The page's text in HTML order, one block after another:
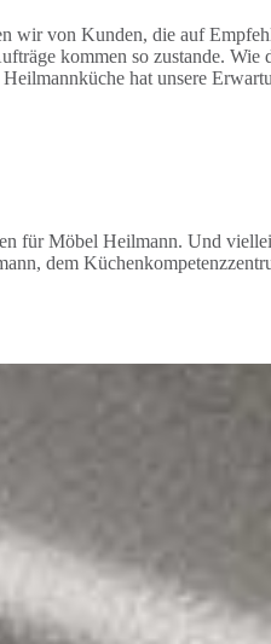
wir von Kunden, die auf
kommen so zustande.
hat unsere
für Möbel Heilmann. Und
dem